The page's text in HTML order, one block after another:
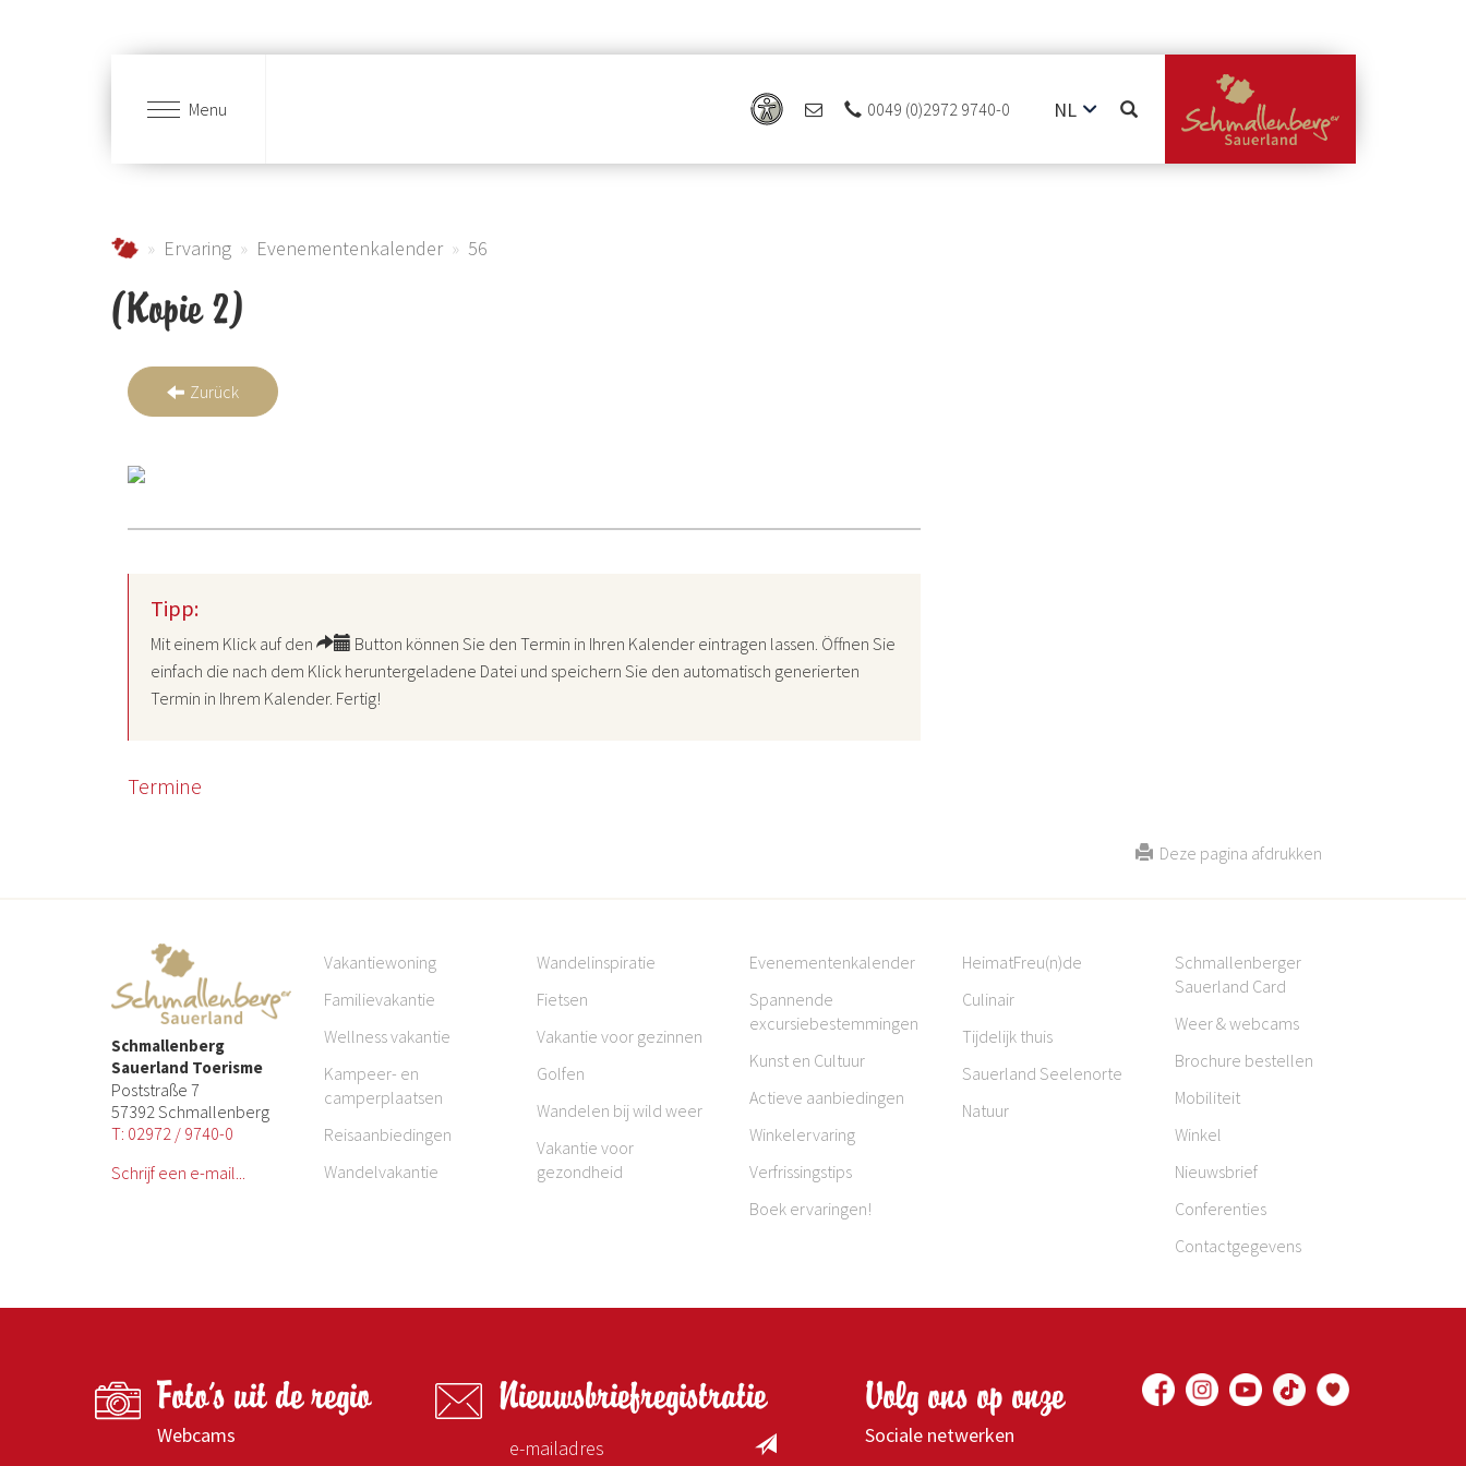
Menu 0049 (0)2972 9740-0
NL
EN
Urlaub im Schmallenberger Sauerland und der Ferienregion Eslohe
Ervaring Evenementenkalender 56
(Kopie 2)
Zurück
Tipp:
Mit einem Klick auf den
Button können Sie den Termin in Ihren Kalender eintragen lassen. Öffnen Sie
einfach die nach dem Klick heruntergeladene Datei und speichern Sie den automatisch generierten
Termin in Ihrem Kalender. Fertig!
Termine
Deze pagina afdrukken
Schmallenberg
Sauerland Toerisme
Poststraße 7
57392 Schmallenberg
T: 02972 / 9740-0
Schrijf een e-mail...
Vakantiewoning
Familievakantie
Wellness vakantie
Kampeer- en
camperplaatsen
Reisaanbiedingen
Wandelvakantie
Wandelinspiratie
Fietsen
Vakantie voor gezinnen
Golfen
Wandelen bij wild weer
Vakantie voor
gezondheid
Evenementenkalender
Spannende
excursiebestemmingen
Kunst en Cultuur
Actieve aanbiedingen
Winkelervaring
Verfrissingstips
Boek ervaringen!
HeimatFreu(n)de
Culinair
Tijdelijk thuis
Sauerland Seelenorte
Natuur
Schmallenberger
Sauerland Card
Weer & webcams
Brochure bestellen
Mobiliteit
Winkel
Nieuwsbrief
Conferenties
Contactgegevens
Foto's uit de regio
Webcams
Nieuwsbriefregistratie Volg ons op onze
Sociale netwerken